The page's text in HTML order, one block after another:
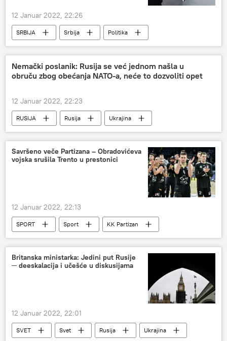
12 Januar 2022, 22:26
SRBIJA Srbija
Politika
referendum
Srbija – politika
Nemački poslanik: Rusija se već jednom našla u
obruču zbog obećanja NATO-a, neće to dozvoliti opet
12 Januar 2022, 22:23
RUSIJA Rusija
Ukrajina
NATO
Bundestag
Savršeno veče Partizana – Obradovićeva
vojska srušila Trento u prestonici
12 Januar 2022, 22:13
SPORT Sport
KK Partizan
Košarka
Evrokup
Britanska ministarka: Jedini put Rusije
─ deeskalacija i učešće u diskusijama
12 Januar 2022, 22:01
SVET Svet Rusija
Ukrajina